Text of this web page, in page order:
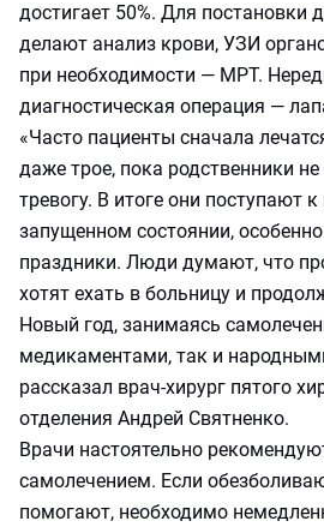
достигает 50%. Для постановки
делают анализ крови, УЗИ
при необходимости — МРТ.
диагностическая операция —
«Часто пациенты сначала
даже трое, пока родственники
тревогу. В итоге они поступают
запущенном состоянии,
праздники. Люди думают, что
хотят ехать в больницу и
Новый год, занимаясь
медикаментами, так и
рассказал врач-хирург пятого
отделения Андрей Святненко.
Врачи настоятельно
самолечением. Если
помогают, необходимо